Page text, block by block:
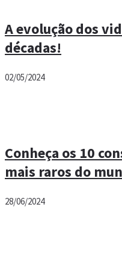
A evolução dos
décadas!
02/05/2024
Conheça os 10
mais raros do
28/06/2024